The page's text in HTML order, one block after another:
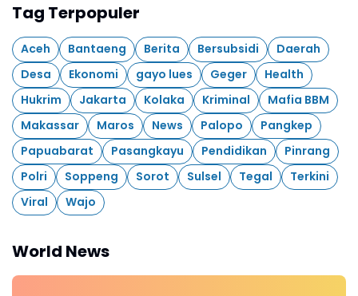
Tag Terpopuler
Aceh Bantaeng Berita Bersubsidi
Daerah
Desa
Ekonomi gayo lues Geger
Health
Hukrim
Jakarta Kolaka Kriminal
Mafia BBM
Makassar
Maros News Palopo
Pangkep
Papuabarat
Pasangkayu Pendidikan
Pinrang
Polri
Soppeng Sorot Sulsel Tegal
Terkini
Viral
Wajo
World News